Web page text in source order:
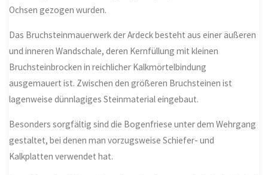
Ochsen gezogen wurden.
Das Bruchsteinmauerwerk der Ardeck besteht aus einer äußeren
und inneren Wandschale, deren Kernfüllung mit kleinen
Bruchsteinbrocken in reichlicher Kalkmörtelbindung
ausgemauert ist. Zwischen den größeren Bruchsteinen ist
lagenweise dünnlagiges Steinmaterial eingebaut.
Besonders sorgfältig sind die Bogenfriese unter dem Wehrgang
gestaltet, bei denen man vorzugsweise Schiefer- und
Kalkplatten verwendet hat.